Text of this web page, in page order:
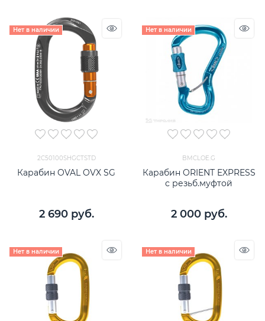
Нет в наличии
2C50100SHGCTSTD
Карабин OVAL OVX SG
2 690 руб.
Нет в наличии
BMCLOE.G
Карабин ORIENT EXPRESS
с резьб.муфтой
2 000 руб.
Нет в наличии Нет в наличии